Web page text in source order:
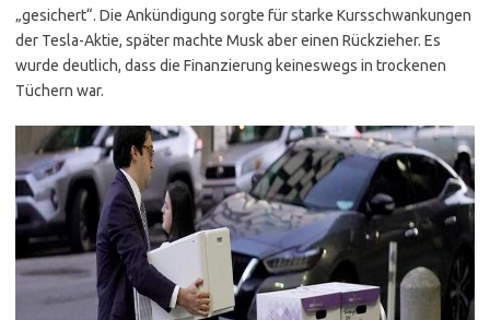
„gesichert“. Die Ankündigung sorgte für starke Kursschwankungen
der Tesla-Aktie, später machte Musk aber einen Rückzieher. Es
wurde deutlich, dass die Finanzierung keineswegs in trockenen
Tüchern war.